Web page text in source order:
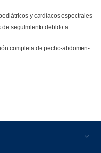
y cardíacos espectrales
de seguimiento debido a
completa de pecho-abdomen-